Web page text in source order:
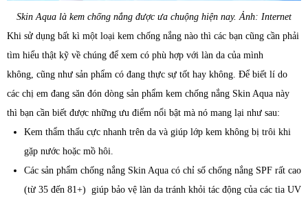
Skin Aqua là kem chống nắng được ưa chuộng hiện nay. Ảnh: Internet
Khi sử dụng bất kì một loại kem chống nắng nào thì các bạn cũng cần phải
tìm hiểu thật kỹ về chúng để xem có phù hợp với làn da của mình
không, cũng như sản phẩm có đang thực sự tốt hay không. Để biết lí do
các chị em đang săn đón dòng sản phẩm kem chống nắng Skin Aqua này
thì bạn cần biết được những ưu điểm nổi bật mà nó mang lại như sau:
Kem thẩm thấu cực nhanh trên da và giúp lớp kem không bị trôi khi
gặp nước hoặc mồ hôi.
Các sản phẩm chống nắng Skin Aqua có chỉ số chống nắng SPF rất cao
(từ 35 đến 81+) giúp bảo vệ làn da tránh khỏi tác động của các tia UV